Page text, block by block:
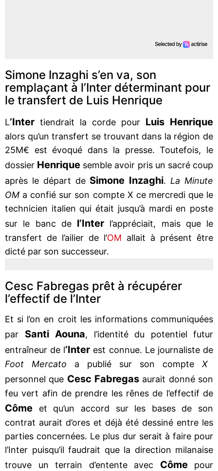
Simone Inzaghi s’en va, son
remplaçant à l’Inter déterminant pour
le transfert de Luis Henrique
L’Inter tiendrait la corde pour Luis Henrique
alors qu’un transfert se trouvant dans la région de
25M€ est évoqué dans la presse. Toutefois, le
dossier Henrique semble avoir pris un sacré coup
après le départ de Simone Inzaghi. La Minute
OM a confié sur son compte X ce mercredi que le
technicien italien qui était jusqu’à mardi en poste
sur le banc del’Inter l’appréciait, mais que le
transfert de l’ailier de l’OM allait à présent être
dicté par son successeur.
Cesc Fabregas prêt à récupérer
l’effectif de l’Inter
Et si l’on en croit les informations communiquées
par Santi Aouna, l’identité du potentiel futur
entraîneur de l’Inter est connue. Le journaliste de
Foot Mercato a publié sur son compte X
personnel que Cesc Fabregas aurait donné son
feu vert afin de prendre les rênes de l’effectif de
Côme
et qu’un accord sur les bases de son
contrat aurait d’ores et déjà été dessiné entre les
parties concernées. Le plus dur serait à faire pour
l’Inter puisqu’il faudrait que la direction milanaise
trouve un terrain d’entente avec Côme pour